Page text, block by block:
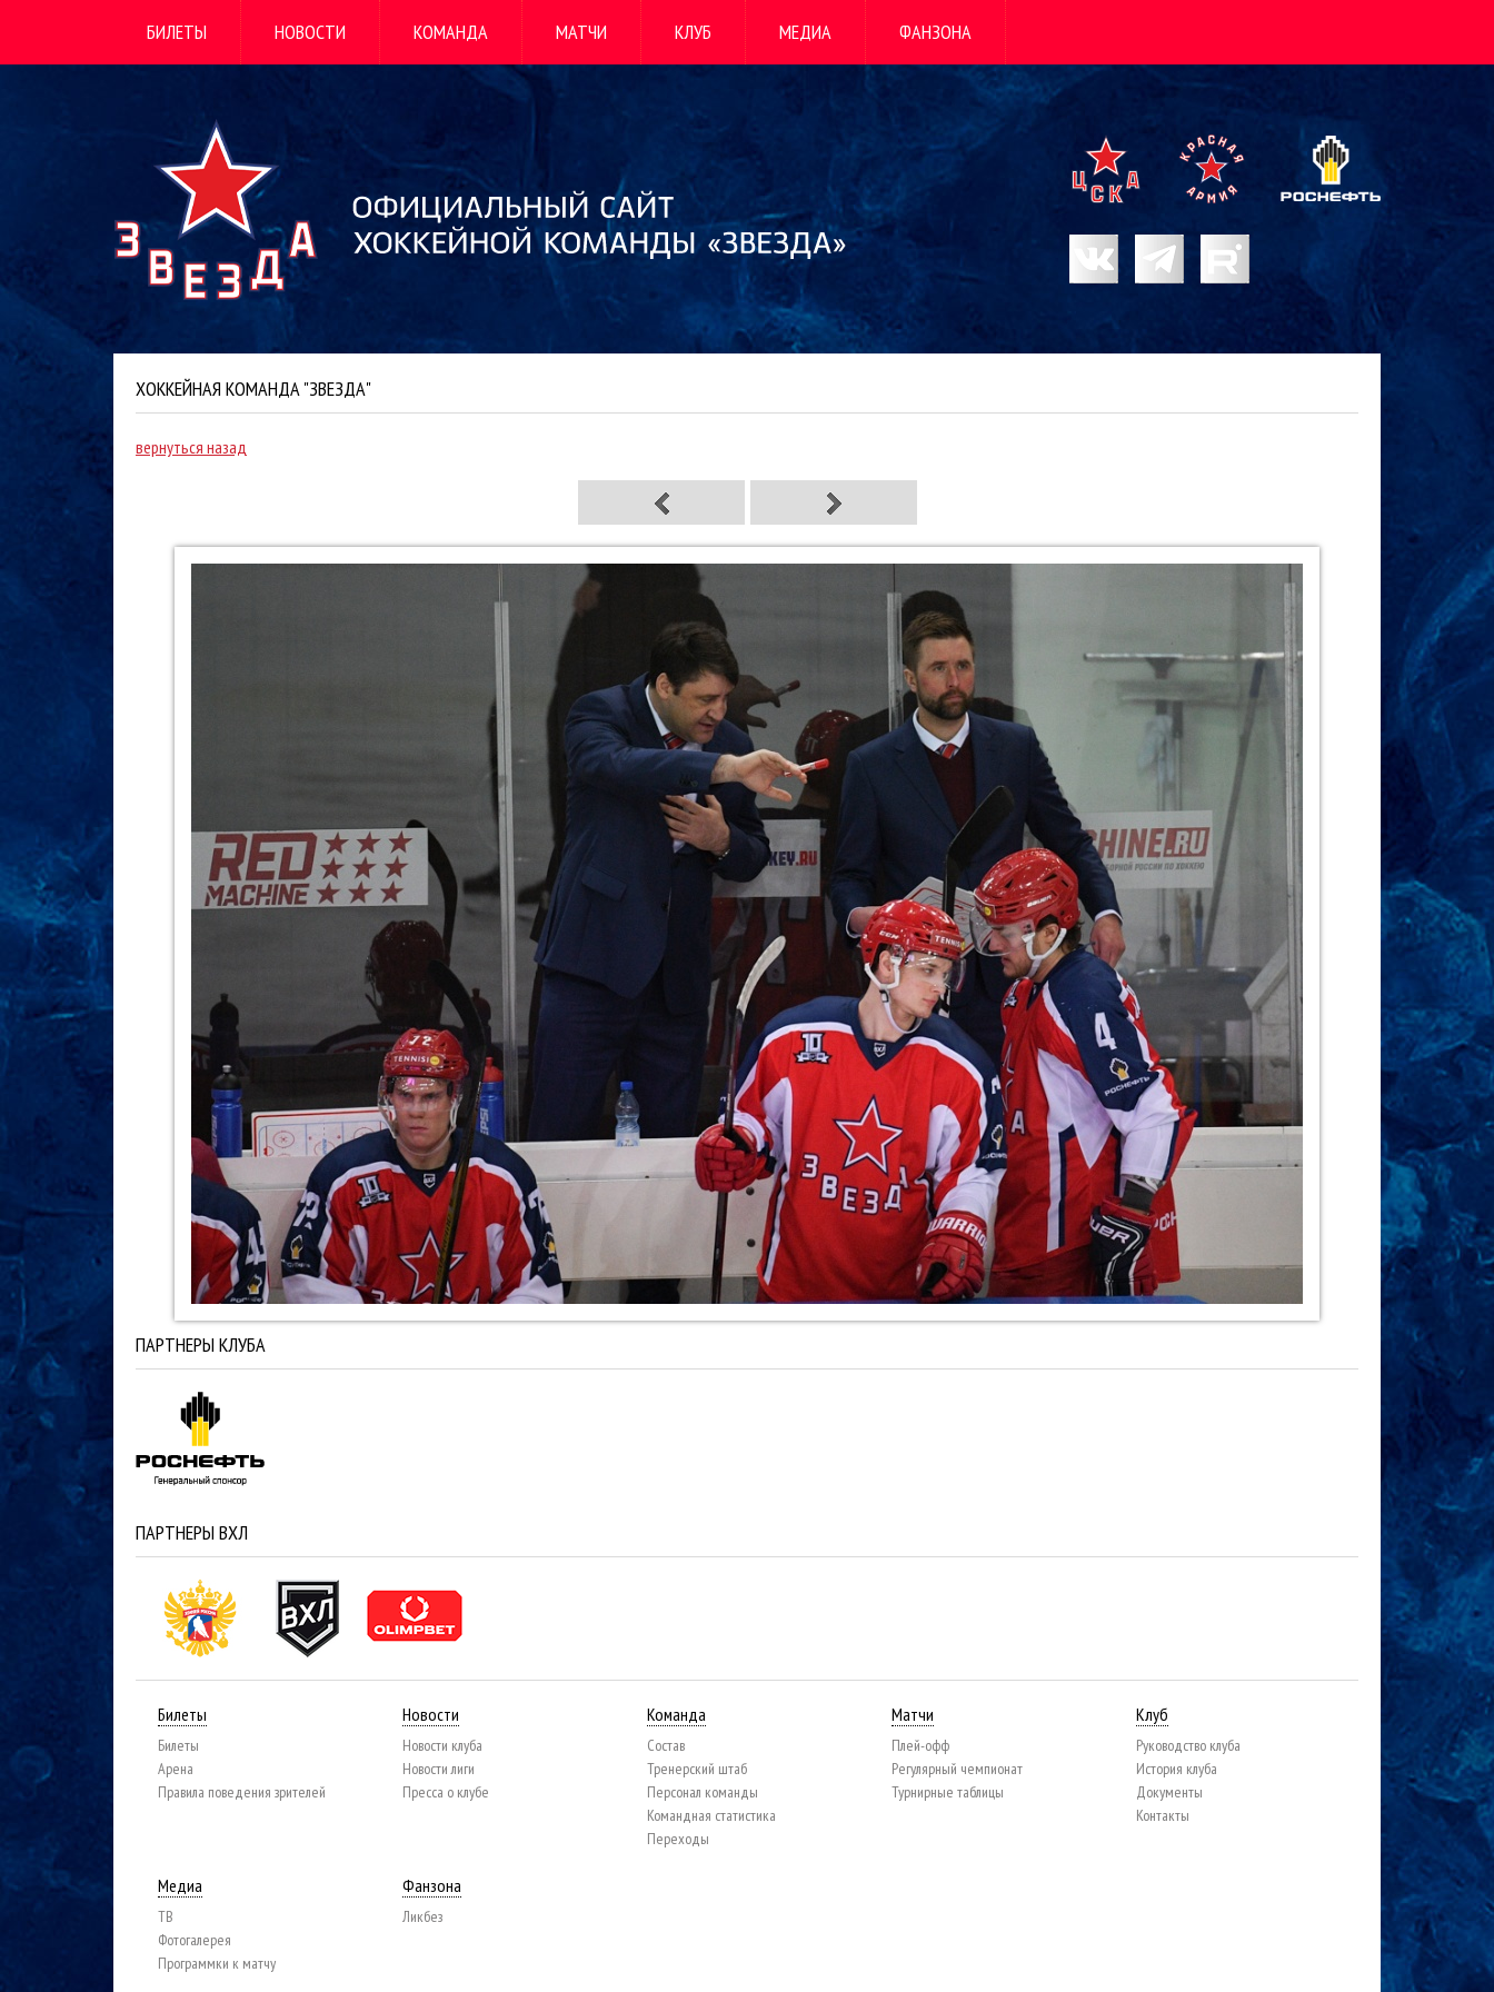
БИЛЕТЫ НОВОСТИ КОМАНДА МАТЧИ КЛУБ МЕДИА ФАНЗОНА
ХОККЕЙНАЯ КОМАНДА "ЗВЕЗДА"
вернуться назад
ПАРТНЕРЫ КЛУБА
ПАРТНЕРЫ ВХЛ
Билеты
Билеты
Арена
Правила поведения зрителей
Новости
Новости клуба
Новости лиги
Пресса о клубе
Команда
Состав
Тренерский штаб
Персонал команды
Командная статистика
Переходы
Матчи
Плей-офф
Регулярный чемпионат
Турнирные таблицы
Клуб
Руководство клуба
История клуба
Документы
Контакты
Медиа
ТВ
Фотогалерея
Программки к матчу
Фанзона
Ликбез